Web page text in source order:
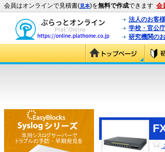
会員はオンラインで見積書(見本)を無料で作成できます 会
法人のお客
学校・官公
研究機関の